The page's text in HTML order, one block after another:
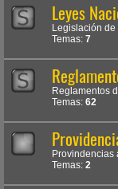
Leyes
Legislación
Temas: 7
Reglamentos
Temas: 62
Provindencias
Temas: 2